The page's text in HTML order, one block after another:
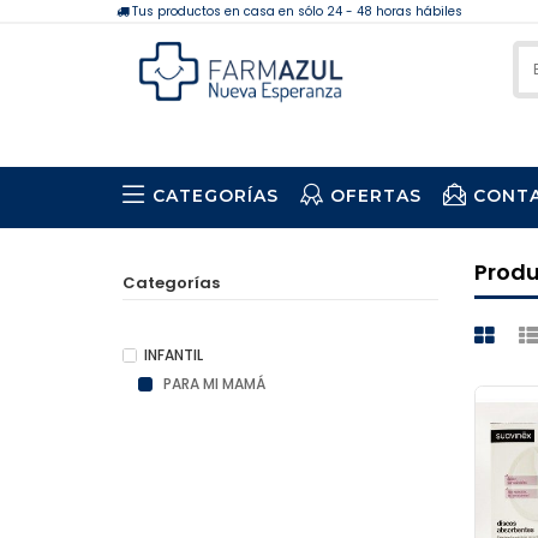
Tus productos en casa en sólo 24 - 48 horas hábiles
CATEGORÍAS OFERTAS
Categorías
INFANTIL
PARA MI MAMÁ